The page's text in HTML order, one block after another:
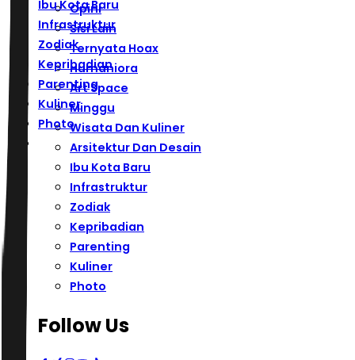
Ibu Kota Baru
Infrastruktur
Zodiak
Kepribadian
Parenting
Kuliner
Photo
Opini
Sisi Lain
Ternyata Hoax
Humaniora
Art Space
Minggu
Wisata Dan Kuliner
Arsitektur Dan Desain
Ibu Kota Baru
Infrastruktur
Zodiak
Kepribadian
Parenting
Kuliner
Photo
Follow Us